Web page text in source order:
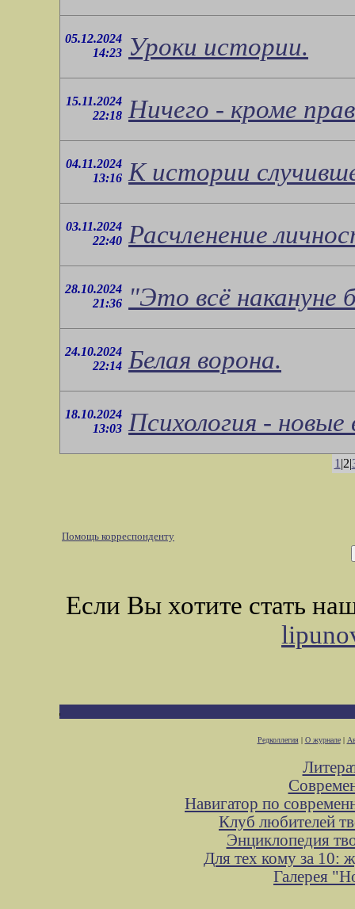
05.12.2024
14:23
Уроки истории.
15.11.2024
22:18 Ничего - кроме
04.11.2024
13:16 К истории
03.11.2024
22:40 Расчленение
28.10.2024
21:36
"Это всё накануне
24.10.2024
22:14 Белая ворона.
18.10.2024
13:03 Психология -
1 |2|
Помощь корреспонденту
Если Вы хотите стать
Редколлегия| О журнале|
Навигатор по
Клуб любителей
Энциклопедия
Для тех кому за 10:
Галерея